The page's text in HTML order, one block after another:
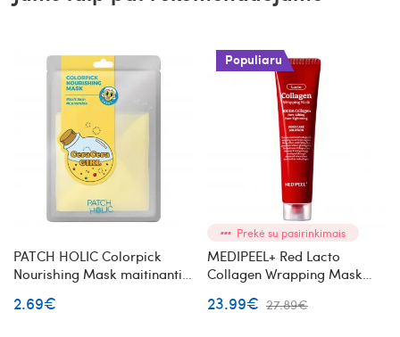
PATCH HOLIC Colorpick
Nourishing Mask maitinanti
2.69€
Populiaru
Prekė su pasirinkimais
MEDIPEEL+ Red Lacto
Collagen Wrapping Mask
23.99€ 27.89€